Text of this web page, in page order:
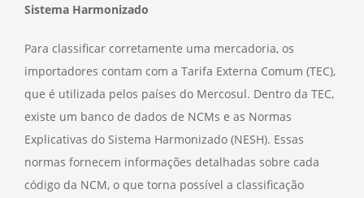
Sistema Harmonizado
Para classificar corretamente uma mercadoria, os
importadores contam com a Tarifa Externa Comum (TEC),
que é utilizada pelos países do Mercosul. Dentro da TEC,
existe um banco de dados de NCMs e as Normas
Explicativas do Sistema Harmonizado (NESH). Essas
normas fornecem informações detalhadas sobre cada
código da NCM, o que torna possível a classificação